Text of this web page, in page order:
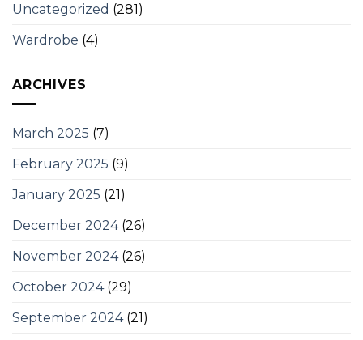
Uncategorized (281)
Wardrobe (4)
ARCHIVES
March 2025 (7)
February 2025 (9)
January 2025 (21)
December 2024(26)
November 2024(26)
October 2024(29)
September 2024(21)